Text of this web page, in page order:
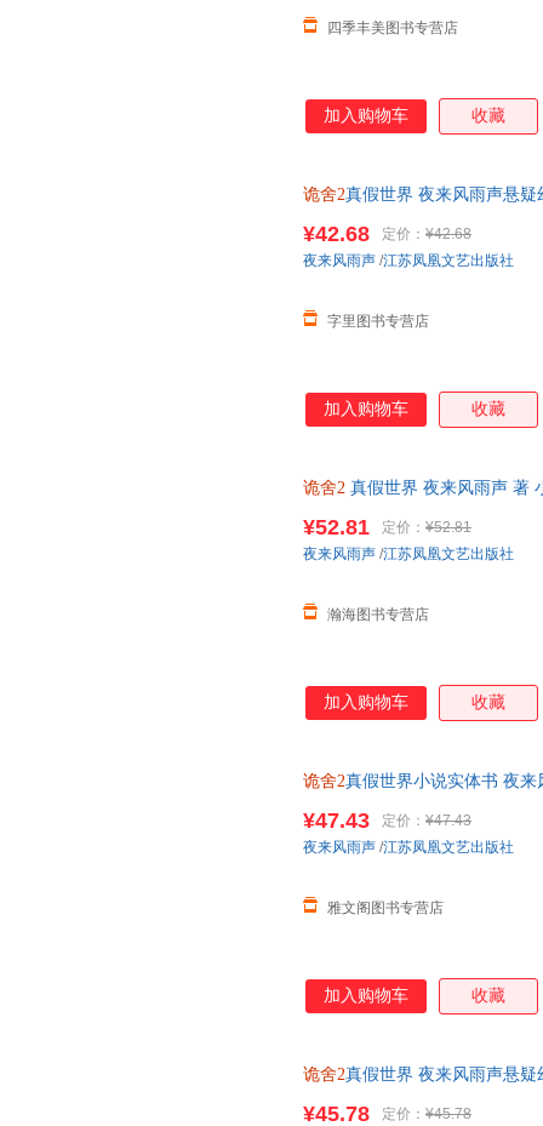
四季丰美图书专营店
加入购物车 收藏
诡舍2真假世界 夜来风雨声悬
¥42.68 定价： ¥42.68
字里图书专营店
夜来风雨声 /江苏凤凰文艺出版社
加入购物车 收藏
诡舍2 真假世界 夜来风雨声 著
¥52.81 定价： ¥52.81
瀚海图书专营店
夜来风雨声 /江苏凤凰文艺出版社
加入购物车 收藏
诡舍2真假世界小说实体书 夜
取，有问题联系在线客服，赠
¥47.43 定价： ¥47.43
雅文阁图书专营店
夜来风雨声 /江苏凤凰文艺出版社
加入购物车 收藏
诡舍2真假世界 夜来风雨声悬
¥45.78 定价： ¥45.78